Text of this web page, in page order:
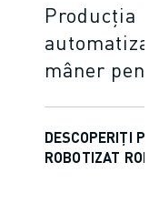
Producția
mâner
DESCOPERIȚI
ROBOTIZAT